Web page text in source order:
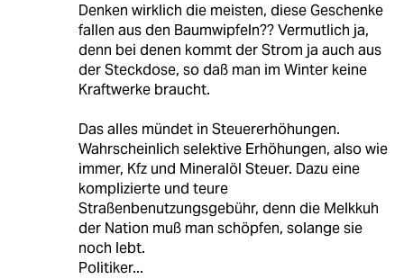
Denken wirklich die meisten, diese Geschenke
fallen aus den Baumwipfeln?? Vermutlich ja,
denn bei denen kommt der Strom ja auch aus
der Steckdose, so daß man im Winter keine
Kraftwerke braucht.
Das alles mündet in Steuererhöhungen.
Wahrscheinlich selektive Erhöhungen, also wie
immer, Kfz und Mineralöl Steuer. Dazu eine
komplizierte und teure
Straßenbenutzungsgebühr, denn die Melkkuh
der Nation muß man schöpfen, solange sie
noch lebt.
Politiker...